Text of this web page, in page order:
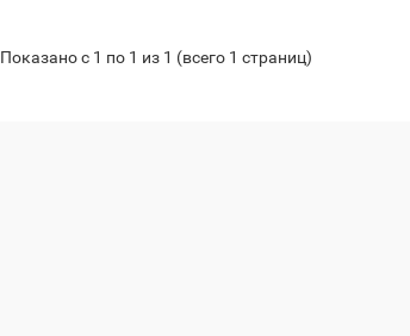
Показано с 1 по 1 из 1 (всего 1 страниц)